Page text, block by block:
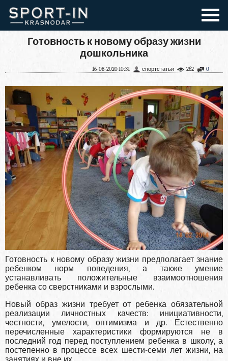
Готовность к новому образу жизни
дошкольника
0
262
спортстатьи
16-08-2020 10:31
Готовность к новому образу жизни предполагает знание
ре­бенком норм поведения, а также умение
устанавливать положитель­ные взаимоотношения
ребенка со сверстниками и взрослыми.
Новый образ жизни требует от ребенка обязательной
реализации личностных качеств: инициативности,
честности, умелости, оптимизма и др. Есте­ственно
перечисленные характеристики формируются не в
последний год перед поступлением ребенка в школу, а
постепенно в процессе всех шести-семи лет жизни, на